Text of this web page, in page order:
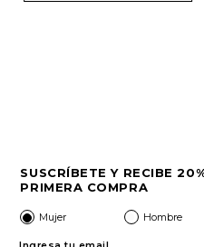
SUSCRÍBETE Y RECIBE
PRIMERA COMPRA
Mujer Hombre